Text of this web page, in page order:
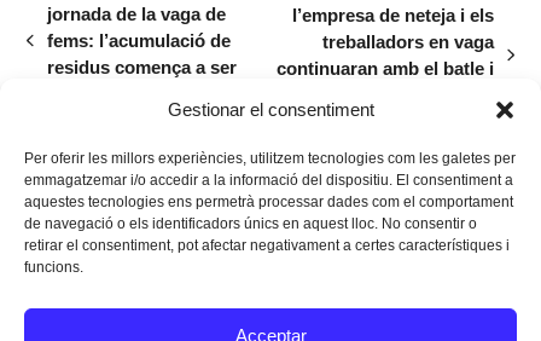
Gestionar el consentiment
Per oferir les millors experiències, utilitzem tecnologies com les galetes per
emmagatzemar i/o accedir a la informació del dispositiu. El consentiment a
aquestes tecnologies ens permetrà processar dades com el comportament
de navegació o els identificadors únics en aquest lloc. No consentir o
retirar el consentiment, pot afectar negativament a certes característiques i
funcions.
Acceptar
previous
post:
jornada de la vaga de
fems: l’acumulació de
residus comença a ser
next
l’empresa de neteja i els
treballadors en vaga
continuaran amb el batle i
Instagram
Facebook
Twitter
Texts Legals